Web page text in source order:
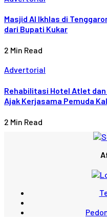
Masjid Al Ikhlas di
dari Bupati Kukar
2 Min Read
Advertorial
Rehabilitasi Hotel Atlet
Ajak Kerjasama Pemuda
2 Min Read